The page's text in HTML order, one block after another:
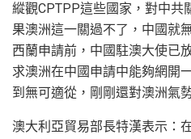
縱觀CPTPP這些國家，對中共
果澳洲這一關過不了，中國就
西蘭申請前，中國駐澳大使已
求澳洲在中國申請中能夠網開
到無可適從，剛剛還對澳洲氣
澳大利亞貿易部長特漢表示：